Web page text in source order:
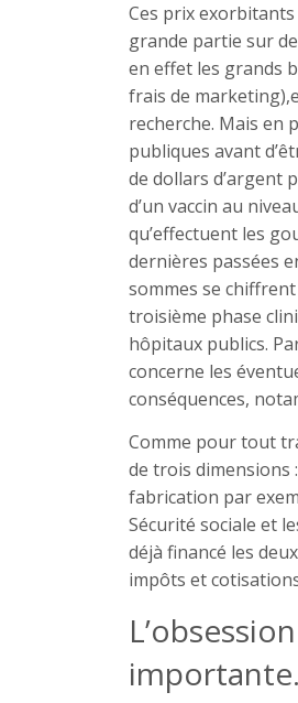
Ces prix
grande partie sur
en effet les grands
frais de
recherche. Mais en
publiques avant
de dollars d’argent
d’un vaccin au
qu’effectuent les
dernières passées
sommes se
troisième phase
hôpitaux publics.
concerne les
conséquences,
Comme pour tout
de trois dimensions
fabrication par
Sécurité sociale et
déjà financé les
impôts et
importante.